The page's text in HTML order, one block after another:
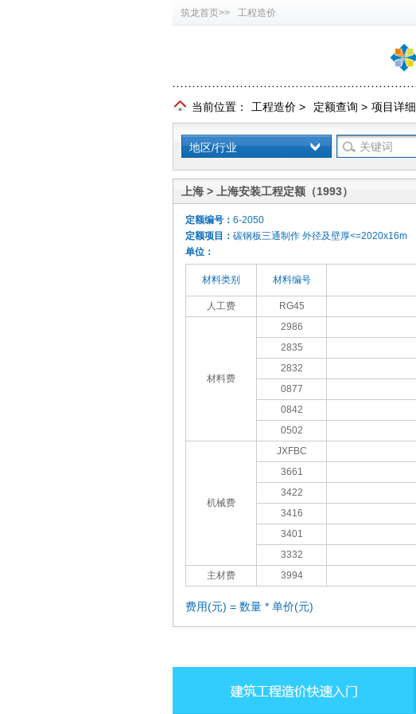
筑龙首页>> 工程造价
当前位置： 工程造价 > 定额查询 > 项目详细
地区/行业
上海 > 上海安装工程定额（1993）
定额编号： 6-2050
定额项目： 碳钢板三通制作 外径及壁厚<=2020x16m
单位：
材料类别 材料编号
人工费 RG45
材料费
2986
2835
2832
0877
0842
0502
机械费
JXFBC
3661
3422
3416
3401
3332
主材费
3994
费用(元) = 数量 * 单价(元)